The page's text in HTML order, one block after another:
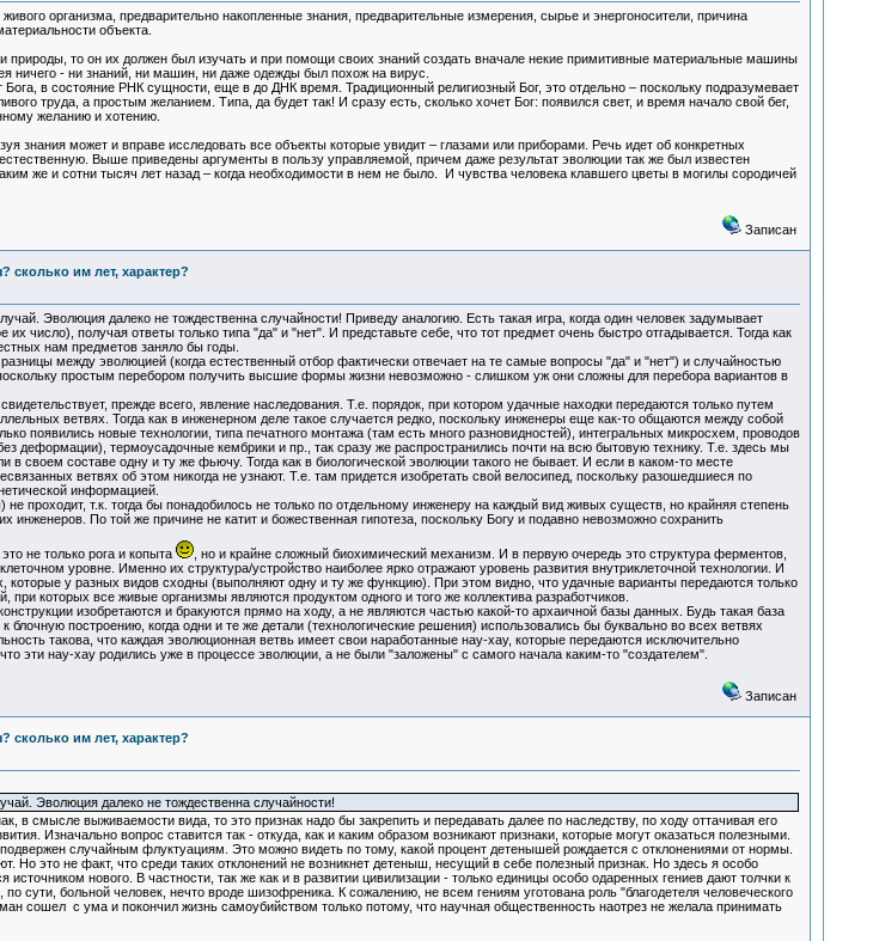
организма, предварительно накопленные знания, предварительные измерения, сырье и энергоносители, причина
объекта.
природы, то он их должен был изучать и при помощи своих знаний создать вначале некие примитивные материальные машины
ничего - ни знаний, ни машин, ни даже одежды был похож на вирус.
Бога, в состояние РНК сущности, еще в до ДНК время. Традиционный религиозный Бог, это отдельно – поскольку подразумевает
труда, а простым желанием. Типа, да будет так! И сразу есть, сколько хочет Бог: появился свет, и время начало свой бег,
желанию и хотению.
знания может и вправе исследовать все объекты которые увидит – глазами или приборами. Речь идет об конкретных
Выше приведены аргументы в пользу управляемой, причем даже результат эволюции так же был известен
же и сотни тысяч лет назад – когда необходимости в нем не было. И чувства человека клавшего цветы в могилы сородичей
Записан
сколько им лет, характер?
Эволюция далеко не тождественна случайности! Приведу аналогию. Есть такая игра, когда один человек задумывает
число), получая ответы только типа "да" и "нет". И представьте себе, что тот предмет очень быстро отгадывается. Тогда как
нам предметов заняло бы годы.
между эволюцией (когда естественный отбор фактически отвечает на те самые вопросы "да" и "нет") и случайностью
простым перебором получить высшие формы жизни невозможно - слишком уж они сложны для перебора вариантов в
прежде всего, явление наследования. Т.е. порядок, при котором удачные находки передаются только путем
ветвях. Тогда как в инженерном деле такое случается редко, поскольку инженеры еще как-то общаются между собой
появились новые технологии, типа печатного монтажа (там есть много разновидностей), интегральных микросхем, проводов
деформации), термоусадочные кембрики и пр., так сразу же распространились почти на всю бытовую технику. Т.е. здесь мы
своем составе одну и ту же фьючу. Тогда как в биологической эволюции такого не бывает. И если в каком-то месте
ветвях об этом никогда не узнают. Т.е. там придется изобретать свой велосипед, поскольку разошедшиеся по
информацией.
проходит, т.к. тогда бы понадобилось не только по отдельному инженеру на каждый вид живых существ, но крайняя степень
инженеров. По той же причине не катит и божественная гипотеза, поскольку Богу и подавно невозможно сохранить
не только рога и копыта
, но и крайне сложный биохимический механизм. И в первую очередь это структура ферментов,
уровне. Именно их структура/устройство наиболее ярко отражают уровень развития внутриклеточной технологии. И
которые у разных видов сходны (выполняют одну и ту же функцию). При этом видно, что удачные варианты передаются только
которых все живые организмы являются продуктом одного и того же коллектива разработчиков.
изобретаются и бракуются прямо на ходу, а не являются частью какой-то архаичной базы данных. Будь такая база
построению, когда одни и те же детали (технологические решения) использовались бы буквально во всех ветвях
такова, что каждая эволюционная ветвь имеет свои наработанные нау-хау, которые передаются исключительно
эти нау-хау родились уже в процессе эволюции, а не были "заложены" с самого начала каким-то "создателем".
Записан
сколько им лет, характер?
Эволюция далеко не тождественна случайности!
в смысле выживаемости вида, то это признак надо бы закрепить и передавать далее по наследству, по ходу оттачивая его
Изначально вопрос ставится так - откуда, как и каким образом возникают признаки, которые могут оказаться полезными.
случайным флуктуациям. Это можно видеть по тому, какой процент детенышей рождается с отклонениями от нормы.
Но это не факт, что среди таких отклонений не возникнет детеныш, несущий в себе полезный признак. Но здесь я особо
нового. В частности, так же как и в развитии цивилизации - только единицы особо одаренных гениев дают толчки к
сути, больной человек, нечто вроде шизофреника. К сожалению, не всем гениям уготована роль "благодетеля человеческого
сошел с ума и покончил жизнь самоубийством только потому, что научная общественность наотрез не желала принимать